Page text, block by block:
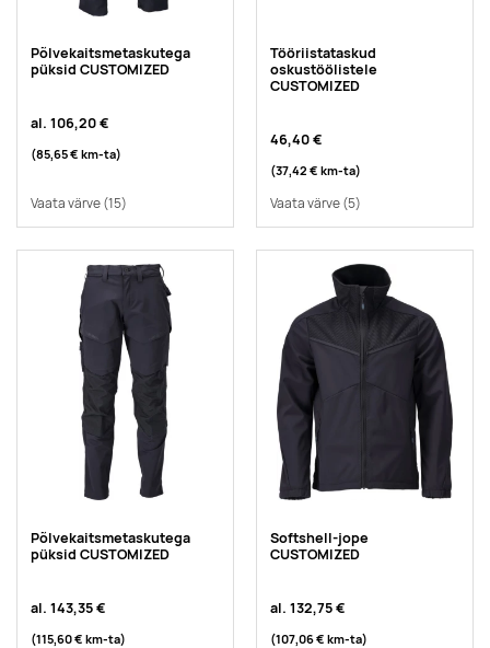
Põlvekaitsmetaskutega
püksid CUSTOMIZED
al. 106,20 €
(85,65 € km-ta)
Vaata värve(15)
Tööriistataskud
oskustöölistele
CUSTOMIZED
46,40 €
(37,42 € km-ta)
Vaata värve(5)
Põlvekaitsmetaskutega
püksid CUSTOMIZED
al. 143,35 €
(115,60 € km-ta)
Softshell-jope
CUSTOMIZED
al. 132,75 €
(107,06 € km-ta)